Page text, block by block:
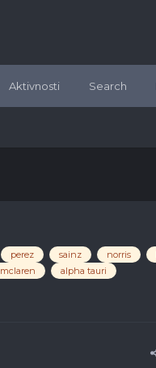
Aktivnosti Search
perez sainz norris
mclaren alpha tauri